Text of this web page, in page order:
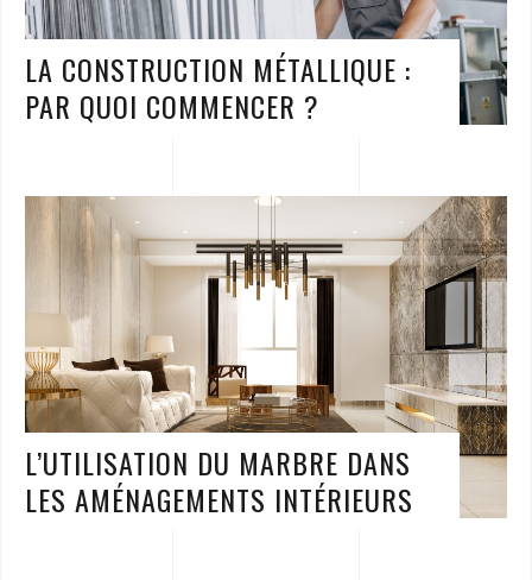
LA CONSTRUCTION MÉTALLIQUE :
PAR QUOI COMMENCER ?
L’UTILISATION DU MARBRE DANS
LES AMÉNAGEMENTS INTÉRIEURS